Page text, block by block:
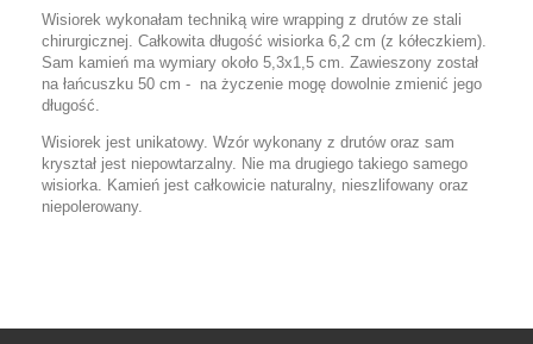
Wisiorek wykonałam techniką wire wrapping z drutów ze stali
chirurgicznej. Całkowita długość wisiorka 6,2 cm (z kółeczkiem).
Sam kamień ma wymiary około 5,3x1,5 cm. Zawieszony został
na łańcuszku 50 cm - na życzenie mogę dowolnie zmienić jego
długość.
Wisiorek jest unikatowy. Wzór wykonany z drutów oraz sam
kryształ jest niepowtarzalny. Nie ma drugiego takiego samego
wisiorka. Kamień jest całkowicie naturalny, nieszlifowany oraz
niepolerowany.